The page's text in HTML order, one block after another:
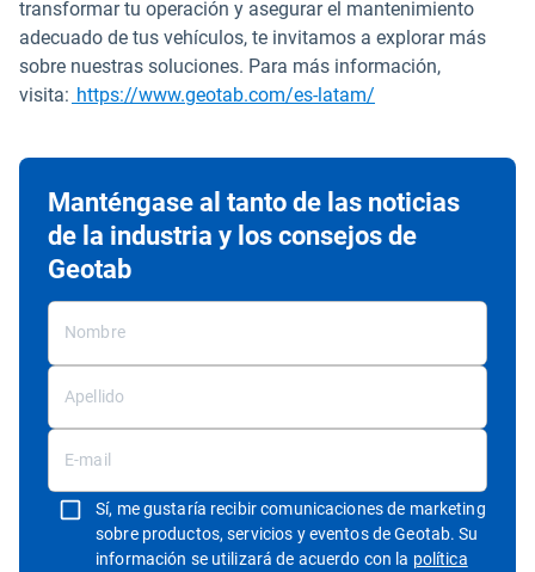
transformar tu operación y asegurar el mantenimiento
adecuado de tus vehículos, te invitamos a explorar más
sobre nuestras soluciones. Para más información,
visita: https://www.geotab.com/es-latam/
Manténgase al tanto de las noticias
de la industria y los consejos de
Geotab
Sí, me gustaría recibir comunicaciones de marketing
sobre productos, servicios y eventos de Geotab. Su
información se utilizará de acuerdo con la política